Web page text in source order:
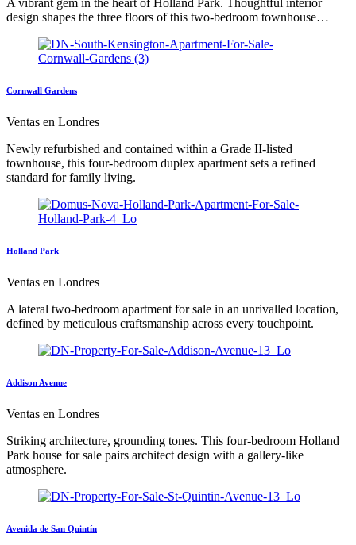
A vibrant gem in the heart of Holland Park. Thoughtful interior
design shapes the three floors of this two-bedroom townhouse…
Cornwall Gardens
Ventas en Londres
Newly refurbished and contained within a Grade II-listed
townhouse, this four-bedroom duplex apartment sets a refined
standard for family living.
Holland Park
Ventas en Londres
A lateral two-bedroom apartment for sale in an unrivalled location,
defined by meticulous craftsmanship across every touchpoint.
Addison Avenue
Ventas en Londres
Striking architecture, grounding tones. This four-bedroom Holland
Park house for sale pairs architect design with a gallery-like
atmosphere.
Avenida de San Quintín